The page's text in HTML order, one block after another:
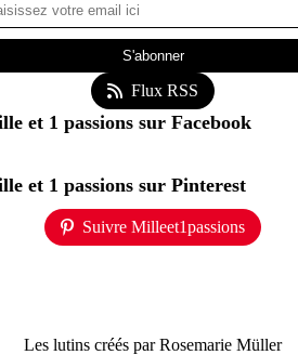
Flux RSS
et 1 passions sur Facebook
et 1 passions sur Pinterest
Suivre Milleet1passions
Les lutins créés par Rosemarie Müller